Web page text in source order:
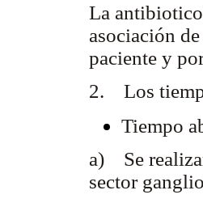
La
asociación
paciente y
2. Los
Tiempo
a) Se
sector